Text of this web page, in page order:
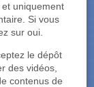
uniquement
Si vous
sur oui.
le dépôt
des vidéos,
contenus de